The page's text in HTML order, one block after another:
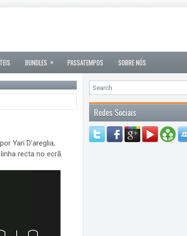
BUNDLES » PASSATEMPOS SOBRE NÓS
Yari D'areglia,
recta no ecrã.
Redes Sociais